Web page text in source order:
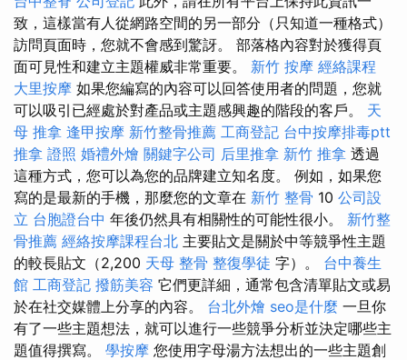
致，這樣當有人從網路空間的另一部分（只知道一種格式）
訪問頁面時，您就不會感到驚訝。 部落格內容對於獲得頁
面可見性和建立主題權威非常重要。 新竹 按摩 經絡課程
大里按摩 如果您編寫的內容可以回答使用者的問題，您就
可以吸引已經處於對產品或主題感興趣的階段的客戶。 天
母 推拿 逢甲按摩 新竹整骨推薦 工商登記 台中按摩排毒ptt
推拿 證照 婚禮外燴 關鍵字公司 后里推拿 新竹 推拿 透過
這種方式，您可以為您的品牌建立知名度。 例如，如果您
寫的是最新的手機，那麼您的文章在 新竹 整骨 10 公司設
立 台胞證台中 年後仍然具有相關性的可能性很小。 新竹整
骨推薦 經絡按摩課程台北 主要貼文是關於中等競爭性主題
的較長貼文（2,200 天母 整骨 整復學徒 字）。 台中養生
館 工商登記 撥筋美容 它們更詳細，通常包含清單貼文或易
於在社交媒體上分享的內容。 台北外燴 seo是什麼 一旦你
有了一些主題想法，就可以進行一些競爭分析並決定哪些主
題值得撰寫。 學按摩 您使用字母湯方法想出的一些主題創